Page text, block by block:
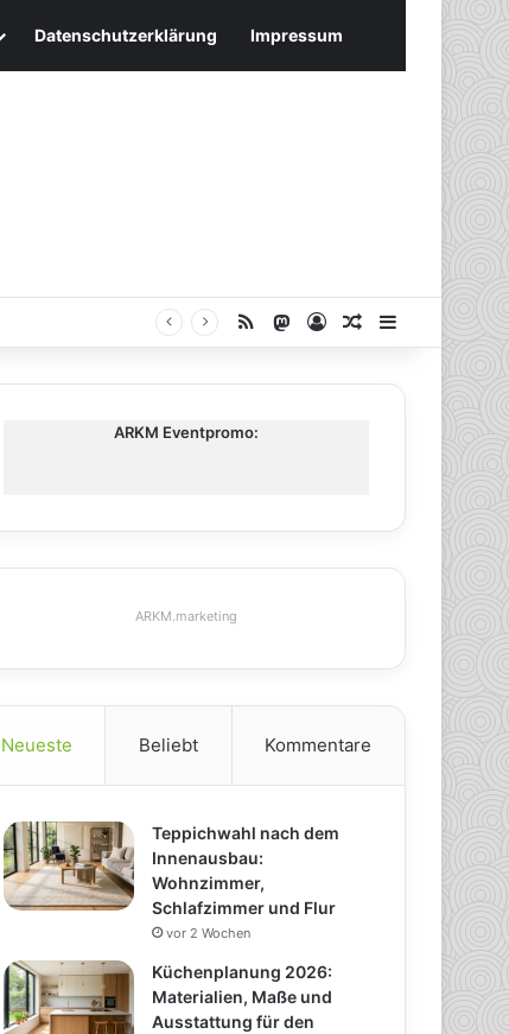
Datenschutzerklärung Impressum
RSS Mastodon
AnmeldenZufälliger
ARKM Eventpromo:
ARKM.marketing
Neueste Beliebt Kommentare
Teppichwahl nach dem
Innenausbau:
Wohnzimmer,
Schlafzimmer und Flur
vor 2 Wochen
Küchenplanung 2026:
Materialien, Maße und
Ausstattung für den